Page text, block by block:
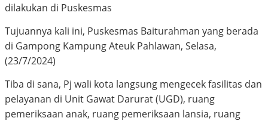
dilakukan di Puskesmas
Tujuannya kali ini, Puskesmas Baiturahman yang berada
di Gampong Kampung Ateuk Pahlawan, Selasa,
(23/7/2024)
Tiba di sana, Pj wali kota langsung mengecek fasilitas dan
pelayanan di Unit Gawat Darurat (UGD), ruang
pemeriksaan anak, ruang pemeriksaan lansia, ruang